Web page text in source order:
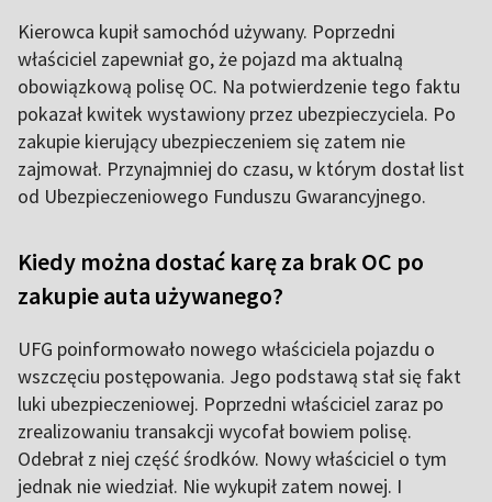
Kierowca kupił samochód używany. Poprzedni
właściciel zapewniał go, że pojazd ma aktualną
obowiązkową polisę OC. Na potwierdzenie tego faktu
pokazał kwitek wystawiony przez ubezpieczyciela. Po
zakupie kierujący ubezpieczeniem się zatem nie
zajmował. Przynajmniej do czasu, w którym dostał list
od Ubezpieczeniowego Funduszu Gwarancyjnego.
Kiedy można dostać karę za brak OC po
zakupie auta używanego?
UFG poinformowało nowego właściciela pojazdu o
wszczęciu postępowania. Jego podstawą stał się fakt
luki ubezpieczeniowej. Poprzedni właściciel zaraz po
zrealizowaniu transakcji wycofał bowiem polisę.
Odebrał z niej część środków. Nowy właściciel o tym
jednak nie wiedział. Nie wykupił zatem nowej. I